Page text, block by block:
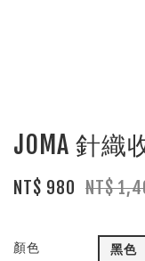
JOMA 針
NT$ 980 NT$
顏色 黑色